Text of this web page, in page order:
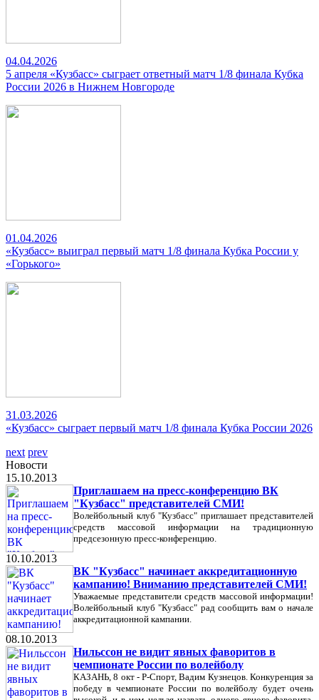
04.04.2026
5 апреля «Кузбасс» сыграет ответный матч 1/8 финала Кубка
России 2026 в Нижнем Новгороде
01.04.2026
«Кузбасс» выиграл первый матч 1/8 финала Кубка России у
«Горького»
31.03.2026
«Кузбасс» сыграет первый матч 1/8 финала Кубка России 2026
next prev
Новости
15.10.2013
Приглашаем на пресс-конференцию ВК
"Кузбасс" представителей СМИ!
Волейбольный клуб "Кузбасс" приглашает представителей
средств массовой информации на традиционную
предсезонную пресс-конференцию.
10.10.2013
ВК "Кузбасс" начинает аккредитационную
кампанию! Вниманию представителей СМИ!
Уважаемые представители средств массовой информации!
Волейбольный клуб "Кузбасс" рад сообщить вам о начале
аккредитационной кампании.
08.10.2013
Нильссон не видит явных фаворитов в
чемпионате России по волейболу
КАЗАНЬ, 8 окт - Р-Спорт, Вадим Кузнецов. Конкуренция за
победу в чемпионате России по волейболу будет очень